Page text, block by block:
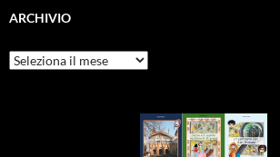
ARCHIVIO
Archivio